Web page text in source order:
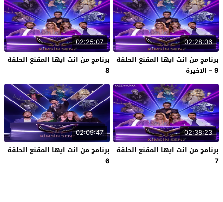
02:28:06
برنامج من انت ايها المقنع الحلقة
9 – الاخيرة
02:25:07
برنامج من انت ايها المقنع الحلقة
8
02:38:23
برنامج من انت ايها المقنع الحلقة
7
02:09:47
برنامج من انت ايها المقنع الحلقة
6